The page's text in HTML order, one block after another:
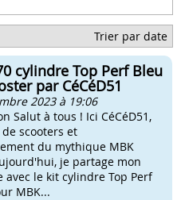
Trier par date
cylindre Top Perf Bleu
par CéCéD51
2023 à 19:06
Salut à tous ! Ici CéCéD51,
scooters et
du mythique MBK
je partage mon
avec le kit cylindre Top Perf
MBK...